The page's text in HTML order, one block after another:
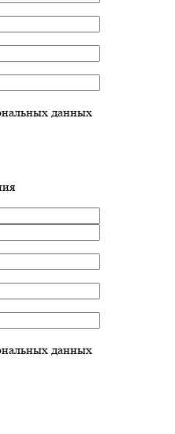
данных
данных